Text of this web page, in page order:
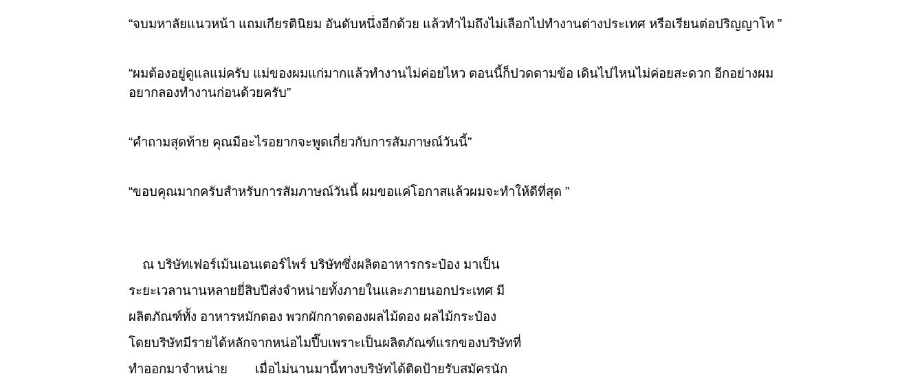
“จบมหาลัยแนวหน้า แถมเกียรตินิยม อันดับหนึ่งอีกด้วย แล้วทำไมถึงไม่เลือกไปทำงานต่างประเทศ หรือเรียนต่อปริญญาโท ”
“ผมต้องอยู่ดูแลแม่ครับ แม่ของผมแก่มากแล้วทำงานไม่ค่อยไหว ตอนนี้ก็ปวดตามข้อ เดินไปไหนไม่ค่อยสะดวก อีกอย่างผม
อยากลองทำงานก่อนด้วยครับ”
“คำถามสุดท้าย คุณมีอะไรอยากจะพูดเกี่ยวกับการสัมภาษณ์วันนี้”
“ขอบคุณมากครับสำหรับการสัมภาษณ์วันนี้ ผมขอแค่โอกาสแล้วผมจะทำให้ดีที่สุด ”
ณ บริษัทเฟอร์เม้นเอนเตอร์ไพร์ บริษัทซึ่งผลิตอาหารกระป๋อง มาเป็น
ระยะเวลานานหลายยี่สิบปีส่งจำหน่ายทั้งภายในและภายนอกประเทศ มี
ผลิตภัณฑ์ทั้ง อาหารหมักดอง พวกผักกาดดองผลไม้ดอง ผลไม้กระป๋อง
โดยบริษัทมีรายได้หลักจากหน่อไมปี๊บเพราะเป็นผลิตภัณฑ์แรกของบริษัทที่
ทำออกมาจำหน่าย เมื่อไม่นานมานี้ทางบริษัทได้ติดป้ายรับสมัครนัก